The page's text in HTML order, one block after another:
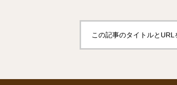
この記事のタイトルとURL